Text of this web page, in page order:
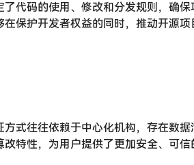
代码的使用、修改和分发规则，确
保护开发者权益的同时，推动开源项
式往往依赖于中心化机构，存在数
特性，为用户提供了更加安全、可信